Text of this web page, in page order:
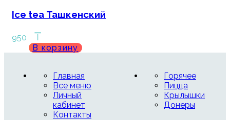
Ice tea Ташкенский
950 ₸
В корзину
Главная
Все меню
Личный
кабинет
Контакты
Горячее
Пицца
Крылышки
Донеры